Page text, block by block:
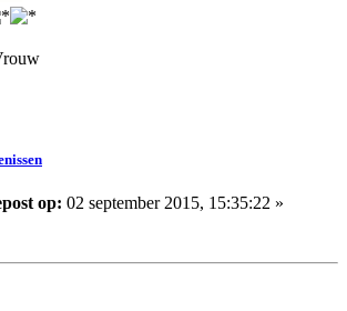
op: 02 september 2015, 15:35:22 »